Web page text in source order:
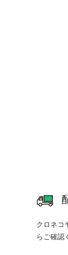
クロネコ
らご確認